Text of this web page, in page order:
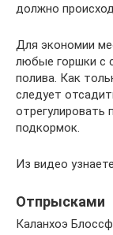
должно
Для экономии
любые горшки с
полива. Как
следует
отрегулировать
подкормок.
Из видео
Отпрысками
Каланхоэ